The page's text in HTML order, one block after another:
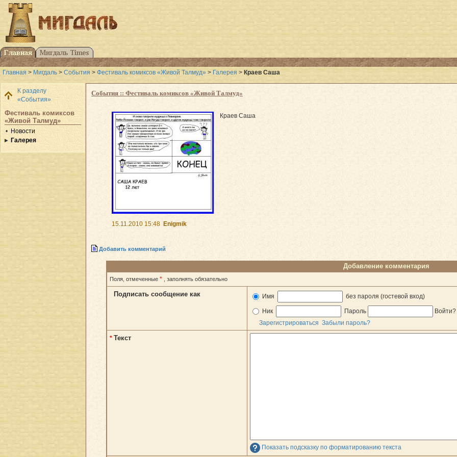
Главная > Мигдаль > События > Фестиваль комиксов «Живой Талмуд» > Галерея > Краев Саша
К разделу
«События»
Фестиваль комиксов
«Живой Талмуд»
Новости
Галерея
События :: Фестиваль комиксов «Живой Талмуд»
Краев Саша
15.11.2010 15:48 Enigmik
Добавить комментарий
Добавление комментария
Поля, отмеченные * , заполнять обязательно
Подписать сообщение как Имя без пароля (гостевой вход)
Ник Пароль
Войти?
Зарегистрироваться Забыли пароль?
* Текст
Показать подсказку по форматированию текста